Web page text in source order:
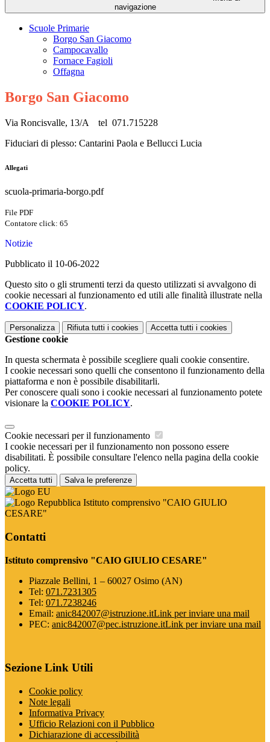
navigazione
Scuole Primarie
Borgo San Giacomo
Campocavallo
Fornace Fagioli
Offagna
Borgo San Giacomo
Via Roncisvalle, 13/A tel 071.715228
Fiduciari di plesso: Cantarini Paola e Bellucci Lucia
Allegati
scuola-primaria-borgo.pdf
File PDF
Contatore click: 65
Notizie
Pubblicato il 10-06-2022
Questo sito o gli strumenti terzi da questo utilizzati si avvalgono di
cookie necessari al funzionamento ed utili alle finalità illustrate nella
COOKIE POLICY.
Personalizza Rifiuta tutti i cookies Accetta tutti i cookies
Gestione cookie
In questa schermata è possibile scegliere quali cookie consentire.
I cookie necessari sono quelli che consentono il funzionamento della
piattaforma e non è possibile disabilitarli.
Per conoscere quali sono i cookie necessari al funzionamento potete
visionare la COOKIE POLICY.
Cookie necessari per il funzionamento
I cookie necessari per il funzionamento non possono essere
disabilitati. È possibile consultare l'elenco nella pagina della cookie
policy.
Accetta tutti Salva le preferenze
Istituto comprensivo "CAIO GIULIO
CESARE"
Contatti
Istituto comprensivo "CAIO GIULIO CESARE"
Piazzale Bellini, 1 – 60027 Osimo (AN)
Tel: 071.7231305
Tel: 071.7238246
Email: anic842007@istruzione.itLink per inviare una mail
PEC: anic842007@pec.istruzione.itLink per inviare una mail
Sezione Link Utili
Cookie policy
Note legali
Informativa Privacy
Ufficio Relazioni con il Pubblico
Dichiarazione di accessibilità